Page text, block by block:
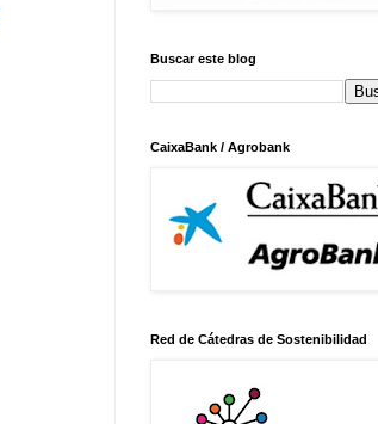
Buscar este blog
CaixaBank / Agrobank
Red de Cátedras de Sostenibilidad